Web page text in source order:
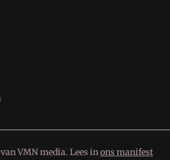
VMN media. Lees inons manifest